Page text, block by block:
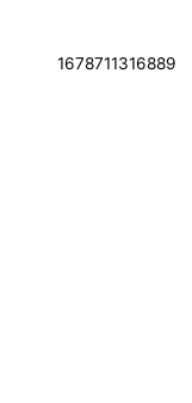
1678711316889